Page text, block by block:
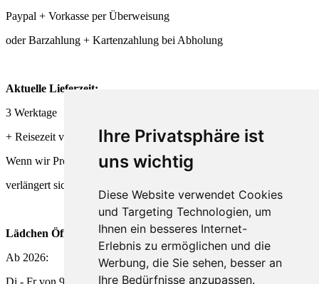
Ihre Privatsphäre ist
uns wichtig
Diese Website verwendet Cookies
und Targeting Technologien, um
Ihnen ein besseres Internet-
Erlebnis zu ermöglichen und die
Werbung, die Sie sehen, besser an
Ihre Bedürfnisse anzupassen.
Paypal + Vorkasse per Überweisung
oder Barzahlung + Kartenzahlung bei Abholung
Aktuelle Lieferzeit:
3 Werktage
+ Reisezeit von DHL + Deutsche Post
Wenn wir Produkte frisch für Dich herstellen,
verlängert sich die Lieferzeit entsprechend.
Lädchen Öffnungszeiten
Ab 2026:
Di - Fr von 9 - 18 Uhr